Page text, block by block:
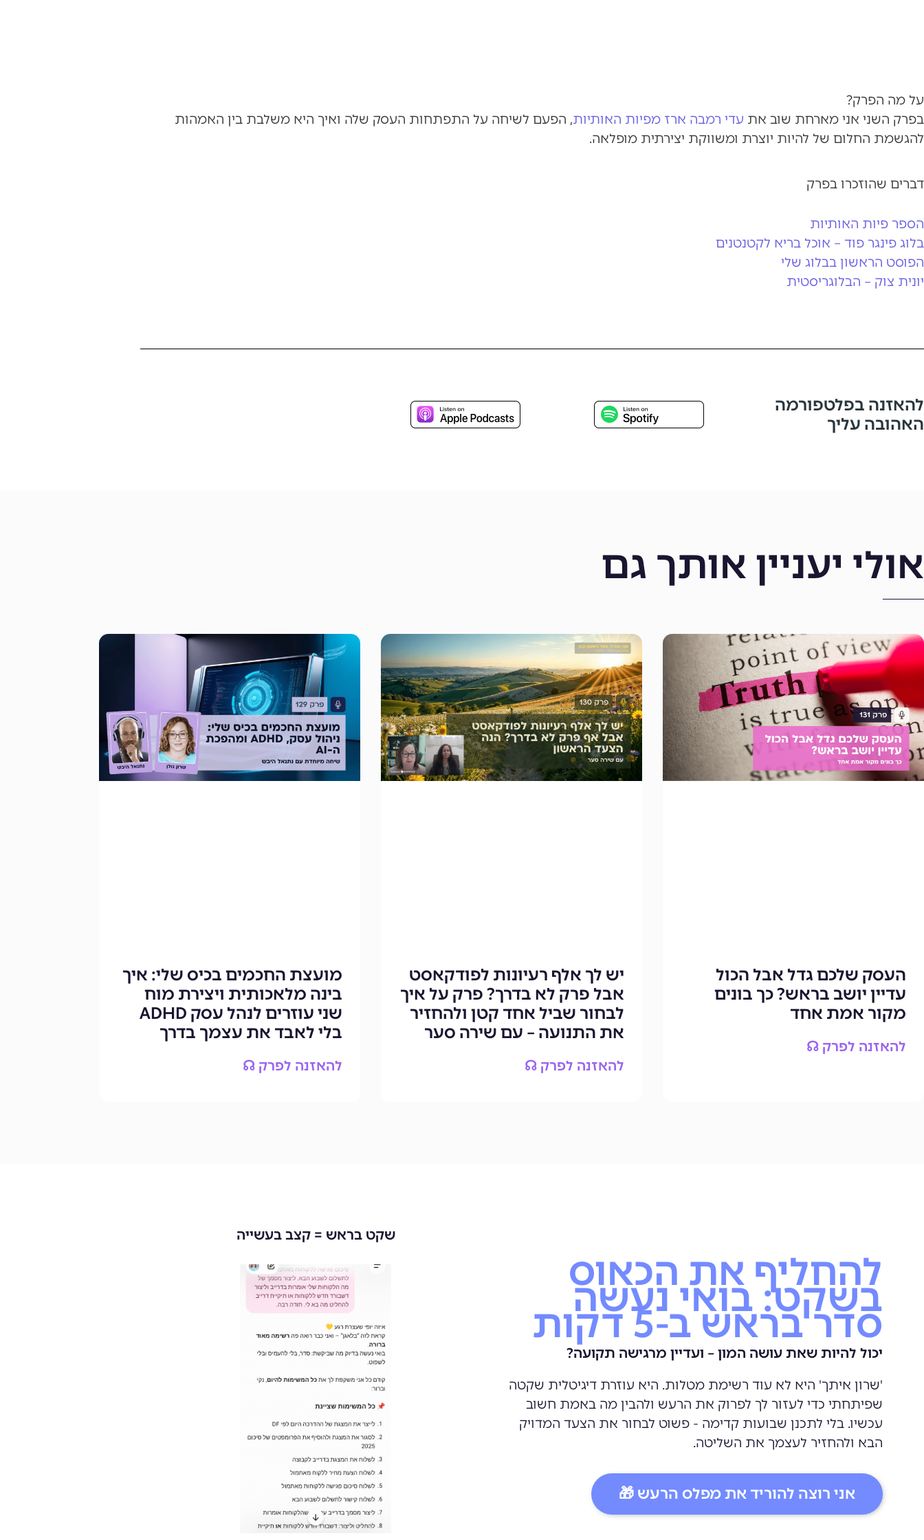
על מה הפרק?
בפרק השני אני מארחת שוב את עדי רמבה ארז מפיות האותיות, הפעם לשיחה על התפתחות העסק שלה ואיך היא משלבת בין האמהות
להגשמת החלום של להיות יוצרת ומשווקת יצירתית מופלאה.
דברים שהוזכרו בפרק
הספר פיות האותיות
בלוג פינגר פוד – אוכל בריא לקטנטנים
הפוסט הראשון בבלוג שלי
יונית צוק – הבלוגריסטית
להאזנה בפלטפורמה
האהובה עליך
אולי יעניין אותך גם
העסק שלכם גדל אבל הכול
עדיין יושב בראש? כך בונים
מקור אמת אחד
להאזנה לפרק ☊
יש לך אלף רעיונות לפודקאסט
אבל פרק לא בדרך? פרק על איך
לבחור שביל אחד קטן ולהחזיר
את התנועה – עם שירה סער
להאזנה לפרק ☊
מועצת החכמים בכיס שלי: איך
בינה מלאכותית ויצירת מוח
שני עוזרים לנהל עסק ADHD
בלי לאבד את עצמך בדרך
להאזנה לפרק ☊
להחליף את הכאוס
בשקט: בואי נעשה
סדר בראש ב-5 דקות
יכול להיות שאת עושה המון – ועדיין מרגישה תקועה?
'שרון איתך' היא לא עוד רשימת מטלות. היא עוזרת דיגיטלית שקטה
שפיתחתי כדי לעזור לך לפרוק את הרעש ולהבין מה באמת חשוב
עכשיו. בלי לתכנן שבועות קדימה - פשוט לבחור את הצעד המדויק
הבא ולהחזיר לעצמך את השליטה.
אני רוצה להוריד את מפלס הרעש 🎁
שקט בראש = קצב בעשייה